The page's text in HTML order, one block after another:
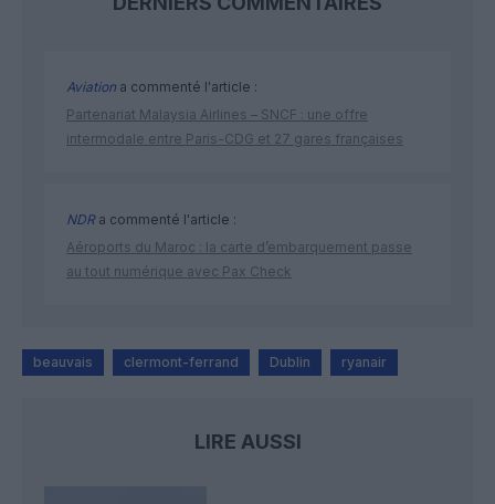
Aviation a commenté l'article :
Partenariat Malaysia Airlines – SNCF : une offre
intermodale entre Paris-CDG et 27 gares françaises
NDRa commenté l'article :
Aéroports du Maroc : la carte d’embarquement passe
au tout numérique avec Pax Check
beauvais clermont-ferrand Dublin ryanair
LIRE AUSSI